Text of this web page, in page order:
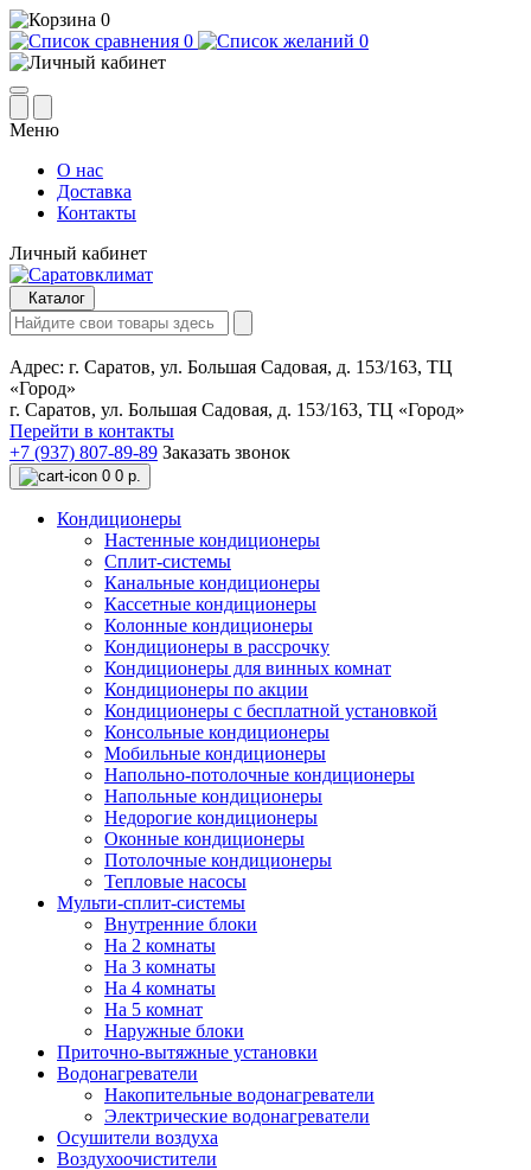
0
0
0
Меню
О нас
Доставка
Контакты
Личный кабинет
Каталог
Адрес: г. Саратов, ул. Большая Садовая, д. 153/163, ТЦ
«Город»
г. Саратов, ул. Большая Садовая, д. 153/163, ТЦ «Город»
Перейти в контакты
+7 (937) 807-89-89 Заказать звонок
0 0 р.
Кондиционеры
Настенные кондиционеры
Сплит-системы
Канальные кондиционеры
Кассетные кондиционеры
Колонные кондиционеры
Кондиционеры в рассрочку
Кондиционеры для винных комнат
Кондиционеры по акции
Кондиционеры с бесплатной установкой
Консольные кондиционеры
Мобильные кондиционеры
Напольно-потолочные кондиционеры
Напольные кондиционеры
Недорогие кондиционеры
Оконные кондиционеры
Потолочные кондиционеры
Тепловые насосы
Мульти-сплит-системы
Внутренние блоки
На 2 комнаты
На 3 комнаты
На 4 комнаты
На 5 комнат
Наружные блоки
Приточно-вытяжные установки
Водонагреватели
Накопительные водонагреватели
Электрические водонагреватели
Осушители воздуха
Воздухоочистители